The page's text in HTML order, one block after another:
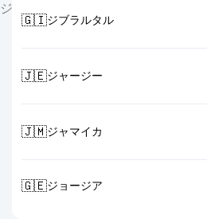
ジ
🇬🇮ジブラルタル
🇯🇪ジャージー
🇯🇲ジャマイカ
🇬🇪ジョージア